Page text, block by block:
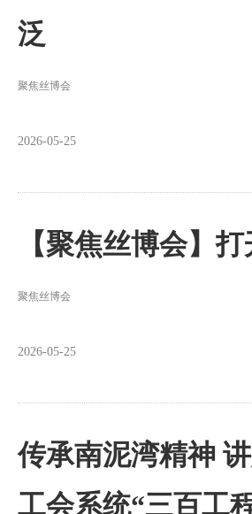
泛
聚焦丝博会
2026-05-25
【聚焦丝博会】
聚焦丝博会
2026-05-25
传承南泥湾精神
工会系统“三百工